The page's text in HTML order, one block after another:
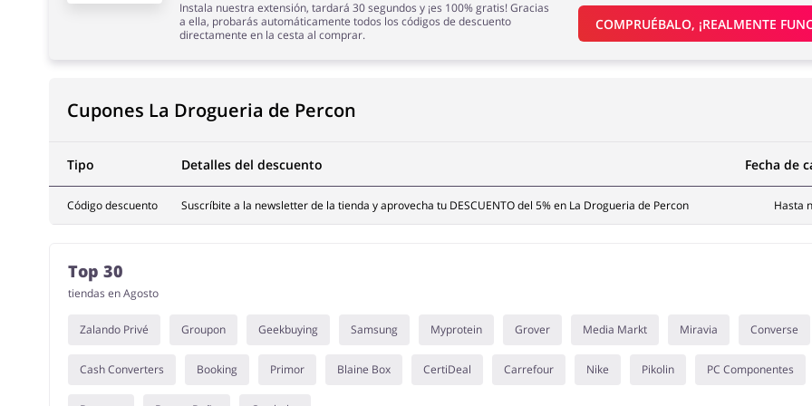
Instala nuestra extensión, tardará 30 segundos y ¡es 100% gratis! Gracias
a ella, probarás automáticamente todos los códigos de descuento
directamente en la cesta al comprar.
COMPRUÉBALO, ¡REALMENTE
Cupones La Drogueria de Percon
Tipo Detalles del descuento Fecha de
Código descuento Suscríbite a la newsletter de la tienda y aprovecha tu DESCUENTO del 5% en La Drogueria de Percon Hasta
Top 30
tiendas en Agosto
Zalando Privé Groupon Geekbuying Samsung Myprotein Grover Media Markt Miravia Converse
Cash Converters Booking Primor Blaine Box CertiDeal Carrefour Nike Pikolin PC Componentes